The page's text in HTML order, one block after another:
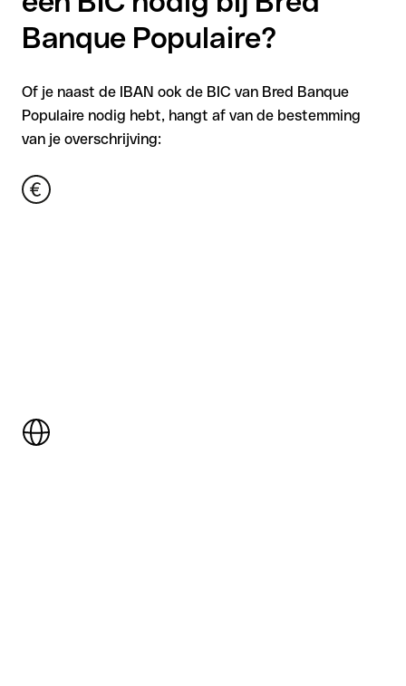
Banque Populaire?
Of je naast de IBAN ook de BIC van Bred Banque
Populaire nodig hebt, hangt af van de bestemming
van je overschrijving: